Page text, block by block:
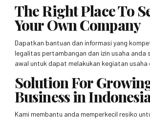
The Right Place To
Your Own Company
Dapatkan bantuan dan informasi yang
legalitas pertambangan dan izin usaha anda
awal untuk dapat melakukan kegiatan usaha
Solution For
Business in
Kami membantu anda memperkecil resiko